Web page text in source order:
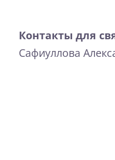
Контакты для
Сафиуллова